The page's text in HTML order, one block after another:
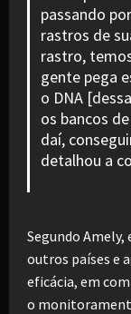
passando
rastros de
rastro,
gente pega
o DNA
os bancos
daí,
detalhou a
Segundo
outros países e
eficácia, em
o